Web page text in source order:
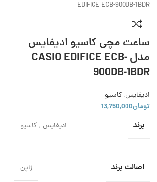
ساعت مچی کاسیو ادیفایس
مدل CASIO EDIFICE ECB-
900DB-1BDR
ادیفایس, کاسیو
تومان13,750,000
برند ادیفایس , کاسیو
اصالت برند ژاپن